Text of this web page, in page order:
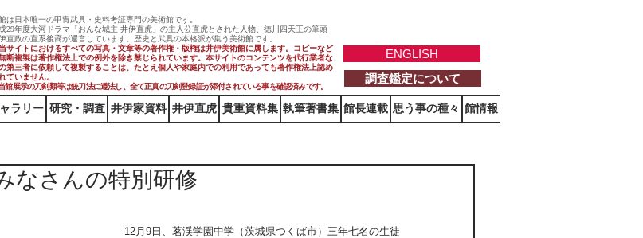
は日本唯一の甲冑武具・史料考証専門の美術館です。
29年度大河ドラマ「おんな城主 井伊直虎」の主人公直虎とされた人物、徳川四天王の筆頭
直政の直系後裔が運営しています。歴史と武具の本格派が集う美術館です。
サイトにおけるすべての写真・文章等の著作権・版権は井伊美術館に属します。コピーなど
断複製は著作権法上での例外を除き禁じられています。本サイトのコンテンツを代行業者な
第三者に依頼して複製することは、たとえ個人や家庭内での利用であっても著作権法上認め
ていません。
館展示の刀剣類等は銃刀法に遵法し、​全て正真の刀剣登録証が添付されている事を確認済みです。
ENGLISH
調査鑑定について
ラリー 研究・調査 井伊家資料 井伊直虎 貴重資料集 執筆著書集 館長連載 思う事の種々 館情報
なさんの特別研修
12月9日、茗渓学園中学（茨城県つくば市）三年七名の生徒